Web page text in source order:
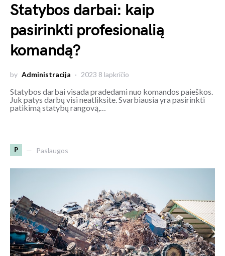
Statybos darbai: kaip
pasirinkti profesionalią
komandą?
by Administracija 2023 8 lapkričio
Statybos darbai visada pradedami nuo komandos paieškos.
Juk patys darbų visi neatliksite. Svarbiausia yra pasirinkti
patikimą statybų rangovą,…
P Paslaugos